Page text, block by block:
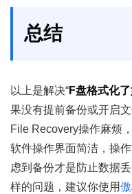
总结
以上是解决“F盘格式化
果没有提前备份或开启
File Recovery操作麻烦
软件操作界面简洁，操
虑到备份才是防止数据
样的问题，建议你使用